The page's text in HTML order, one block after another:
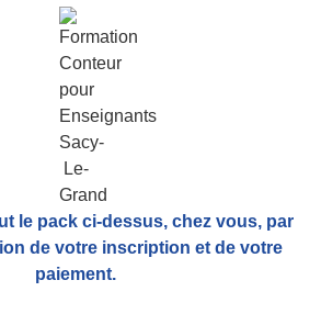
le pack ci-dessus, chez vous, par
de votre inscription et de votre
paiement.